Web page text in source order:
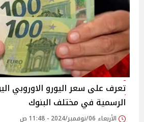
تعرف على سعر اليورو الاوروبي
الرسمية في مختلف البنوك
الأربعاء 06/نوفمبر/2024 - 11:48 ص